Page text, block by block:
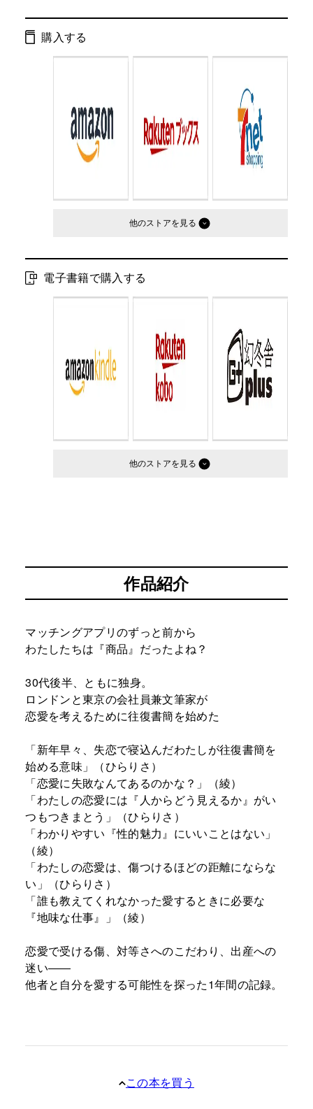
ページ数：
判型： 四六判
購入する
他のストア
電子書籍で購入する
他のストア
作品紹介
マッチングアプリのずっと前から
わたしたちは『商品』だったよね？
30代後半、ともに独身。
ロンドンと東京の会社員兼文筆家が
恋愛を考えるために往復書簡を始めた
「新年早々、失恋で寝込んだわたしが往復書簡を
始める意味」（ひらりさ）
「恋愛に失敗なんてあるのかな？」（綾）
「わたしの恋愛には『人からどう見えるか』がい
つもつきまとう」（ひらりさ）
「わかりやすい『性的魅力』にいいことはない」
（綾）
「わたしの恋愛は、傷つけるほどの距離にならな
い」（ひらりさ）
「誰も教えてくれなかった愛するときに必要な
『地味な仕事』」（綾）
恋愛で受ける傷、対等さへのこだわり、出産への
迷い――
他者と自分を愛する可能性を探った1年間の記録。
この本を買う